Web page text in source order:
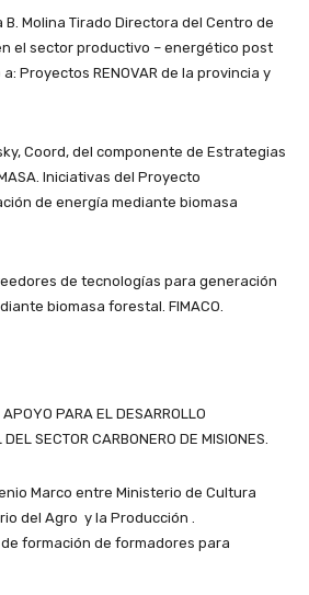
B. Molina Tirado Directora del Centro de
en el sector productivo – energético post
a: Proyectos RENOVAR de la provincia y
Coord, del componente de Estrategias
Iniciativas del Proyecto
de energía mediante biomasa
de tecnologías para generación
biomasa forestal. FIMACO.
PARA EL DESARROLLO
SECTOR CARBONERO DE MISIONES.
Marco entre Ministerio de Cultura
del Agro y la Producción .
formación de formadores para